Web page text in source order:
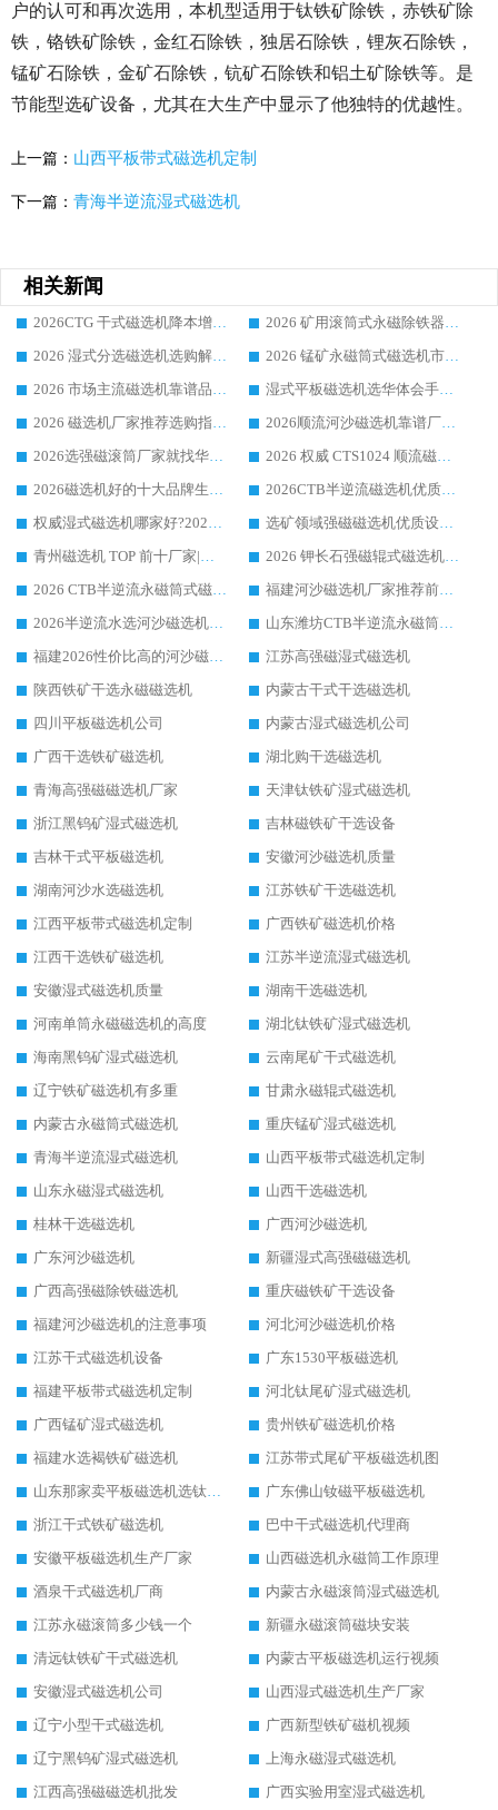
户的认可和再次选用，本机型适用于钛铁矿除铁，赤铁矿除
铁，铬铁矿除铁，金红石除铁，独居石除铁，锂灰石除铁，
锰矿石除铁，金矿石除铁，钪矿石除铁和铝土矿除铁等。是
节能型选矿设备，尤其在大生产中显示了他独特的优越性。
上一篇： 山西平板带式磁选机定制
下一篇： 青海半逆流湿式磁选机
相关新闻
2026CTG 干式磁选机降本增效选购指南 选矿行业口碑稳定专业生产强者盘点
2026 矿用滚筒式永磁除铁器厂家榜单 行业实力派源头厂商选购干货指南
2026 湿式分选磁选机选购解析，华体会手机网页版-华体会(中国) 设备综合实力详解
2026 锰矿永磁筒式磁选机市场主流客户推荐生产厂家口碑精选
2026 市场主流磁选机靠谱品牌推荐 案例厂家华体会手机网页版-华体会(中国) 大众倾心之选
湿式平板磁选机选华体会手机网页版-华体会(中国) _2026靠谱厂家收获各地客户良好评价
2026 磁选机厂家推荐选购指南，实地走访参考华体会手机网页版-华体会(中国) 合作口碑表现
2026顺流河沙磁选机靠谱厂家推荐 华体会手机网页版-华体会(中国) 实力口碑精选
2026选强磁滚筒厂家就找华体会手机网页版-华体会(中国) _口碑过硬用料扎实_性价比优势突出
2026 权威 CTS1024 顺流磁选机精选生产厂家优质设备推荐
2026磁选机好的十大品牌生产厂家排名|华体会手机网页版-华体会(中国) 凭实力入磅
2026CTB半逆流磁选机优质厂家推荐：华体会手机网页版-华体会(中国) ，行业标杆生产厂家
权威湿式磁选机哪家好?2026 实测榜单出炉，潍坊华体会手机网页版-华体会(中国) 大厂实力领跑
选矿领域强磁磁选机优质设备推荐榜 TOP1：潍坊华体会手机网页版-华体会(中国) 凭实力出圈
青州磁选机 TOP 前十厂家|靠谱品牌怎么选?潍坊华体会手机网页版-华体会(中国) 实力出圈
2026 钾长石强磁辊式磁选机靠谱厂家 TOP 榜：潍坊华体会手机网页版-华体会(中国) 凭硬核实力领跑行业
2026 CTB半逆流永磁筒式磁选机厂家如何选择，选华体会手机网页版-华体会(中国) 原因，硬核实测不踩坑指南
福建河沙磁选机厂家推荐前三，华体会手机网页版-华体会(中国) 磁选机解锁资源利用新路径
2026半逆流水选河沙磁选机生产厂家：解锁河沙分选高效新路径
山东潍坊CTB半逆流永磁筒式河沙磁选机生产厂家如何高效除铁提纯
福建2026性价比高的河沙磁选机生产厂家工作原理(通俗 + 专业双版，适配产品文案/介绍使用)
江苏高强磁湿式磁选机
陕西铁矿干选永磁磁选机
内蒙古干式干选磁选机
四川平板磁选机公司
内蒙古湿式磁选机公司
广西干选铁矿磁选机
湖北购干选磁选机
青海高强磁磁选机厂家
天津钛铁矿湿式磁选机
浙江黑钨矿湿式磁选机
吉林磁铁矿干选设备
吉林干式平板磁选机
安徽河沙磁选机质量
湖南河沙水选磁选机
江苏铁矿干选磁选机
江西平板带式磁选机定制
广西铁矿磁选机价格
江西干选铁矿磁选机
江苏半逆流湿式磁选机
安徽湿式磁选机质量
湖南干选磁选机
河南单筒永磁磁选机的高度
湖北钛铁矿湿式磁选机
海南黑钨矿湿式磁选机
云南尾矿干式磁选机
辽宁铁矿磁选机有多重
甘肃永磁辊式磁选机
内蒙古永磁筒式磁选机
重庆锰矿湿式磁选机
青海半逆流湿式磁选机
山西平板带式磁选机定制
山东永磁湿式磁选机
山西干选磁选机
桂林干选磁选机
广西河沙磁选机
广东河沙磁选机
新疆湿式高强磁磁选机
广西高强磁除铁磁选机
重庆磁铁矿干选设备
福建河沙磁选机的注意事项
河北河沙磁选机价格
江苏干式磁选机设备
广东1530平板磁选机
福建平板带式磁选机定制
河北钛尾矿湿式磁选机
广西锰矿湿式磁选机
贵州铁矿磁选机价格
福建水选褐铁矿磁选机
江苏带式尾矿平板磁选机图
山东那家卖平板磁选机选钛矿用
广东佛山钕磁平板磁选机
浙江干式铁矿磁选机
巴中干式磁选机代理商
安徽平板磁选机生产厂家
山西磁选机永磁筒工作原理
酒泉干式磁选机厂商
内蒙古永磁滚筒湿式磁选机
江苏永磁滚筒多少钱一个
新疆永磁滚筒磁块安装
清远钛铁矿干式磁选机
内蒙古平板磁选机运行视频
安徽湿式磁选机公司
山西湿式磁选机生产厂家
辽宁小型干式磁选机
广西新型铁矿磁机视频
辽宁黑钨矿湿式磁选机
上海永磁湿式磁选机
江西高强磁磁选机批发
广西实验用室湿式磁选机